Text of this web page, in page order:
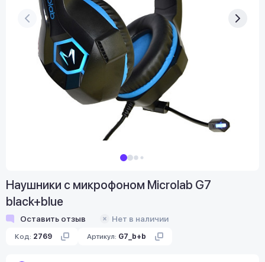
Наушники с микрофоном Microlab G7
black+blue
Оставить отзыв Нет в наличии
Код: 2769 Артикул: G7_b+b